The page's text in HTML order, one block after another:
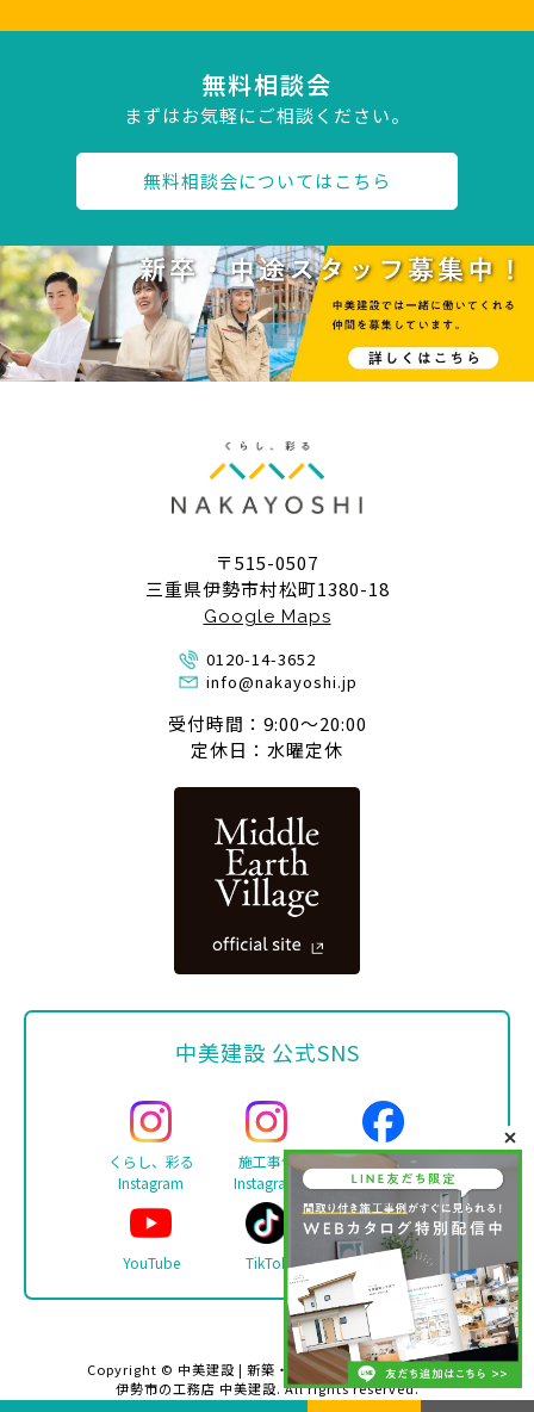
無料相談会
まずはお気軽にご相談ください。
無料相談会についてはこちら
〒515-0507
三重県伊勢市村松町1380-18
Google Maps
0120-14-3652
info@nakayoshi.jp
受付時間：9:00〜20:00
定休日：水曜定休
中美建設 公式SNS
くらし、彩る
Instagram
施工事例
Instagram
Facebook
YouTube TikTok
Copyright © 中美建設 | 新築・リフォーム・注文住宅は
伊勢市の工務店 中美建設. All rights reserved.